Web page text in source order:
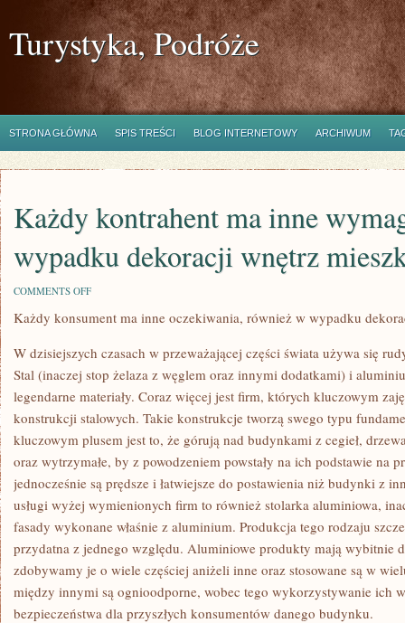
Turystyka, Podróże
STRONA GŁÓWNA SPIS TREŚCI BLOG INTERNETOWY ARCHIWUM
Każdy kontrahent ma inne
wypadku dekoracji wnętrz
COMMENTS OFFON
KONTRAHENT
WYMAGANIA,
TAKŻE
WYPADKU
DEKORACJI
WNĘTRZ
MIESZKALNYCH
Każdy konsument ma inne oczekiwania, również w wypadku
W dzisiejszych czasach w przeważającej części świata używa się
Stal (inaczej stop żelaza z węglem oraz innymi dodatkami) i
legendarne materiały. Coraz więcej jest firm, których kluczowym
konstrukcji stalowych. Takie konstrukcje tworzą swego typu
kluczowym plusem jest to, że górują nad budynkami z cegieł,
oraz wytrzymałe, by z powodzeniem powstały na ich podstawie na
jednocześnie są prędsze i łatwiejsze do postawienia niż budynki z
usługi wyżej wymienionych firm to również stolarka aluminiowa,
fasady wykonane właśnie z aluminium. Produkcja tego rodzaju
przydatna z jednego względu. Aluminiowe produkty mają wybitnie
zdobywamy je o wiele częściej aniżeli inne oraz stosowane są w
między innymi są ognioodporne, wobec tego wykorzystywanie ich
bezpieczeństwa dla przyszłych konsumentów danego budynku.